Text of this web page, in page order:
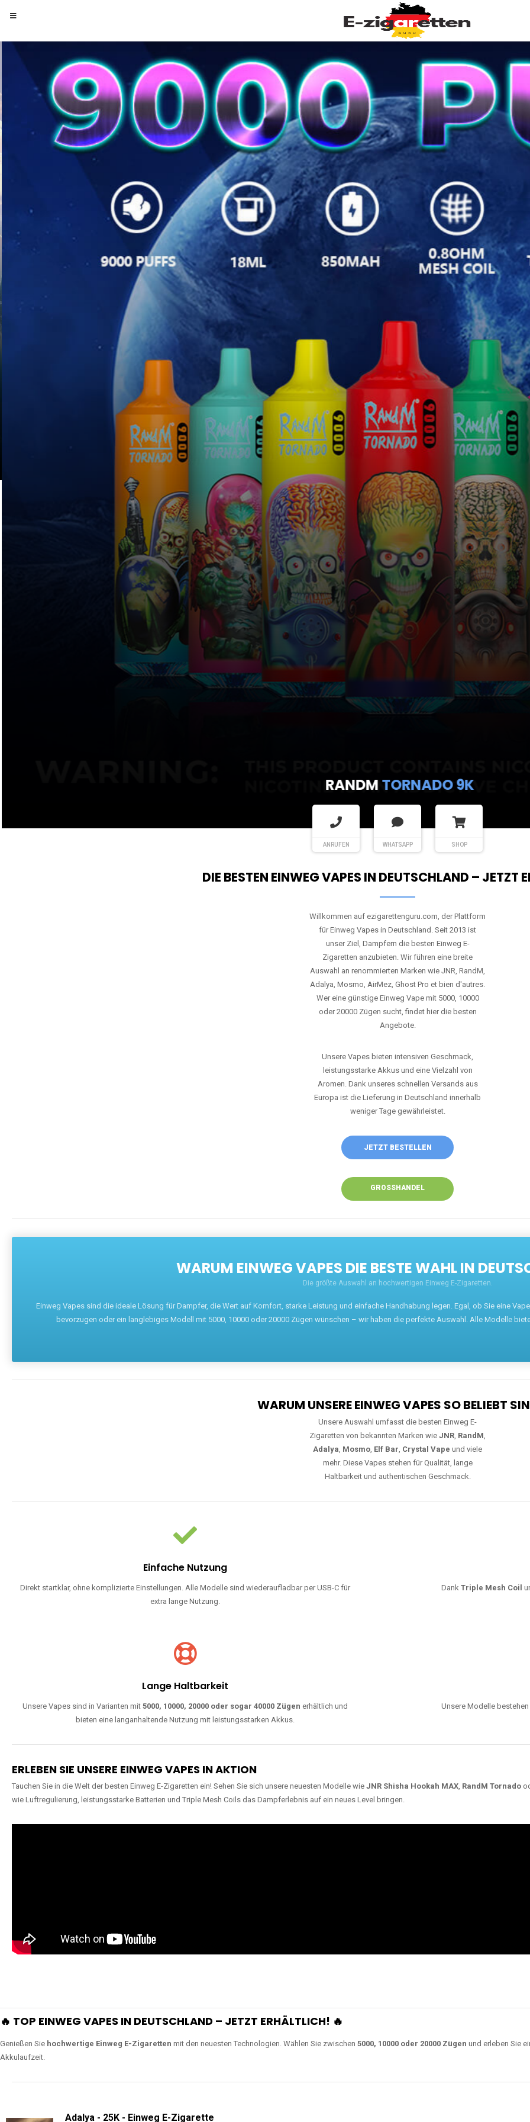
RANDMTORNADO 9K
ANRUFEN WHATSAPP SHOP
DIE BESTEN EINWEG VAPES IN DEUTSCHLAND – JETZT
Willkommen auf ezigarettenguru.com, der Plattform
für Einweg Vapes in Deutschland. Seit 2013 ist
unser Ziel, Dampfern die besten Einweg E-
Zigaretten anzubieten. Wir führen eine breite
Auswahl an renommierten Marken wie JNR, RandM,
Adalya, Mosmo, AirMez, Ghost Pro et bien d'autres.
Wer eine günstige Einweg Vape mit 5000, 10000
oder 20000 Zügen sucht, findet hier die besten
Angebote.
Unsere Vapes bieten intensiven Geschmack,
leistungsstarke Akkus und eine Vielzahl von
Aromen. Dank unseres schnellen Versands aus
Europa ist die Lieferung in Deutschland innerhalb
weniger Tage gewährleistet.
JETZT BESTELLEN
GROSSHANDEL
WARUM EINWEG VAPES DIE BESTE WAHL IN
Die größte Auswahl an hochwertigen Einweg E-Zigaretten.
Einweg Vapes sind die ideale Lösung für Dampfer, die Wert auf Komfort, starke Leistung und einfache Handhabung legen. Egal, ob Sie eine
bevorzugen oder ein langlebiges Modell mit 5000, 10000 oder 20000 Zügen wünschen – wir haben die perfekte Auswahl. Alle Modelle
WARUM UNSERE EINWEG VAPES SO BELIEBT
Unsere Auswahl umfasst die besten Einweg E-
Zigaretten von bekannten Marken wie JNR, RandM,
Adalya, Mosmo, Elf Bar, Crystal Vape und viele
mehr. Diese Vapes stehen für Qualität, lange
Haltbarkeit und authentischen Geschmack.
Einfache Nutzung
Direkt startklar, ohne komplizierte Einstellungen. Alle Modelle sind wiederaufladbar per USB-C für
extra lange Nutzung.
Dank Triple Mesh Coil
Lange Haltbarkeit
Unsere Vapes sind in Varianten mit5000, 10000, 20000 oder sogar 40000 Zügen erhältlich und
bieten eine langanhaltende Nutzung mit leistungsstarken Akkus.
Unsere Modelle
ERLEBEN SIE UNSERE EINWEG VAPES IN AKTION
Tauchen Sie in die Welt der besten Einweg E-Zigaretten ein! Sehen Sie sich unsere neuesten Modelle wie JNR Shisha Hookah MAX, RandM Tornado
wie Luftregulierung, leistungsstarke Batterien und Triple Mesh Coils das Dampferlebnis auf ein neues Level bringen.
🔥 TOP EINWEG VAPES IN DEUTSCHLAND – JETZT ERHÄLTLICH! 🔥
Genießen Sie hochwertige Einweg E-Zigaretten mit den neuesten Technologien. Wählen Sie zwischen 5000, 10000 oder 20000 Zügen und erleben Sie
Akkulaufzeit.
Adalya - 25K - Einweg E-Zigarette